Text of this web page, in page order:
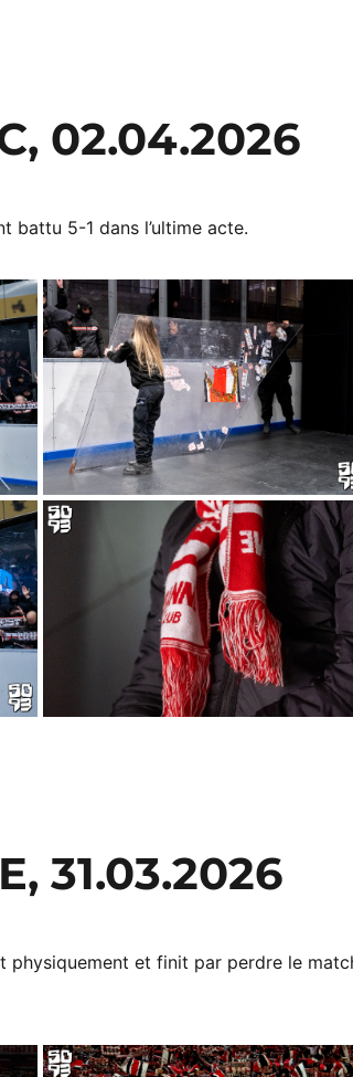
02.04.2026
battu 5-1 dans l’ultime acte.
31.03.2026
physiquement et finit par perdre le